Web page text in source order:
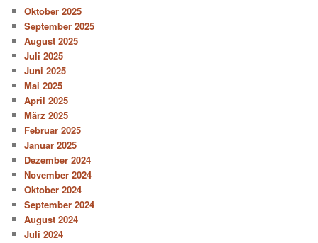
Oktober 2025
September 2025
August 2025
Juli 2025
Juni 2025
Mai 2025
April 2025
März 2025
Februar 2025
Januar 2025
Dezember 2024
November 2024
Oktober 2024
September 2024
August 2024
Juli 2024